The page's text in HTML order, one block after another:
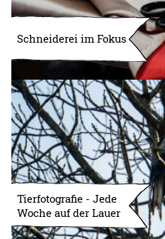
Schneiderei im Fokus
Tierfotografie - Jede
Woche auf der Lauer